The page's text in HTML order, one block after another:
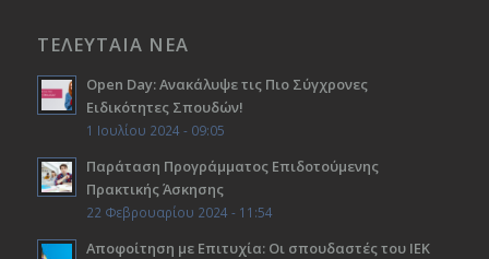
ΤΕΛΕΥΤΑΙΑ ΝΕΑ
Open Day: Ανακάλυψε τις Πιο Σύγχρονες
Ειδικότητες Σπουδών!
1 Ιουλίου 2024 - 09:05
Παράταση Προγράμματος Επιδοτούμενης
Πρακτικής Άσκησης
22 Φεβρουαρίου 2024 - 11:54
Αποφοίτηση με Επιτυχία: Οι σπουδαστές του ΙΕΚ